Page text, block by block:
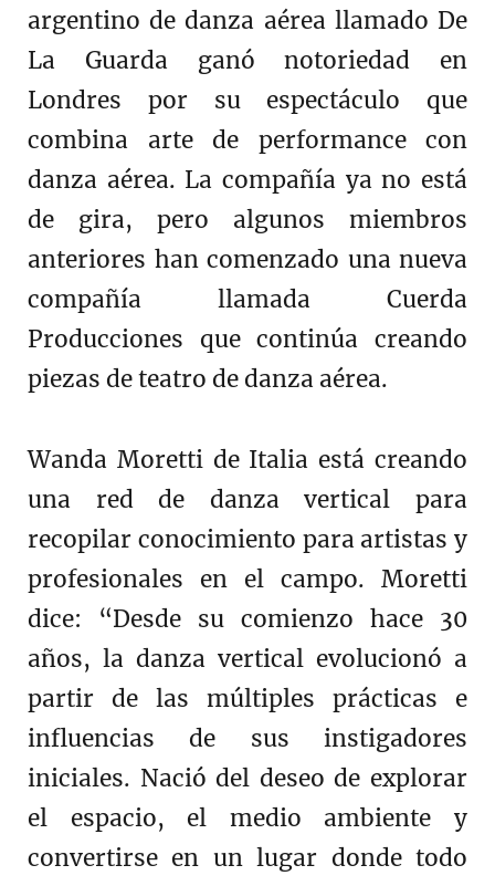
argentino de danza aérea llamado De
La Guarda ganó notoriedad en
Londres por su espectáculo que
combina arte de performance con
danza aérea. La compañía ya no está
de gira, pero algunos miembros
anteriores han comenzado una nueva
compañía llamada Cuerda
Producciones que continúa creando
piezas de teatro de danza aérea.
Wanda Moretti de Italia está creando
una red de danza vertical para
recopilar conocimiento para artistas y
profesionales en el campo. Moretti
dice: “Desde su comienzo hace 30
años, la danza vertical evolucionó a
partir de las múltiples prácticas e
influencias de sus instigadores
iniciales. Nació del deseo de explorar
el espacio, el medio ambiente y
convertirse en un lugar donde todo